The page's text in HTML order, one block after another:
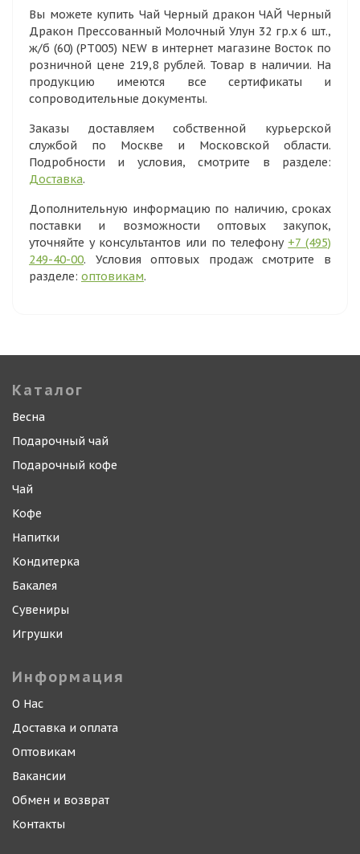
Вы можете купить Чай Черный дракон ЧАЙ Черный
Дракон Прессованный Молочный Улун 32 гр.х 6 шт.,
ж/б (60) (РТ005) NEW в интернет магазине Восток по
розничной цене 219,8 рублей. Товар в наличии. На
продукцию имеются все сертификаты и
сопроводительные документы.
Заказы доставляем собственной курьерской
службой по Москве и Московской области.
Подробности и условия, смотрите в разделе:
Доставка.
Дополнительную информацию по наличию, сроках
поставки и возможности оптовых закупок,
уточняйте у консультантов или по телефону +7 (495)
249-40-00. Условия оптовых продаж смотрите в
разделе: оптовикам.
Каталог
Весна
Подарочный чай
Подарочный кофе
Чай
Кофе
Напитки
Кондитерка
Бакалея
Сувениры
Игрушки
Информация
О Нас
Доставка и оплата
Оптовикам
Вакансии
Обмен и возврат
Контакты